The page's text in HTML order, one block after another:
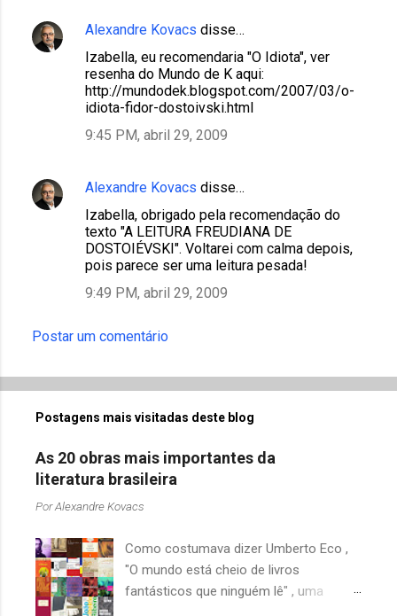
Alexandre Kovacs disse…
Izabella, eu recomendaria "O Idiota", ver
resenha do Mundo de K aqui:
http://mundodek.blogspot.com/2007/03/o-
idiota-fidor-dostoivski.html
9:45 PM, abril 29, 2009
Alexandre Kovacs disse…
Izabella, obrigado pela recomendação do
texto "A LEITURA FREUDIANA DE
DOSTOIÉVSKI". Voltarei com calma depois,
pois parece ser uma leitura pesada!
9:49 PM, abril 29, 2009
Postar um comentário
Postagens mais visitadas deste blog
As 20 obras mais importantes da
literatura brasileira
PorAlexandre Kovacs
Como costumava dizer Umberto Eco ,
"O mundo está cheio de livros
fantásticos que ninguém lê" , uma